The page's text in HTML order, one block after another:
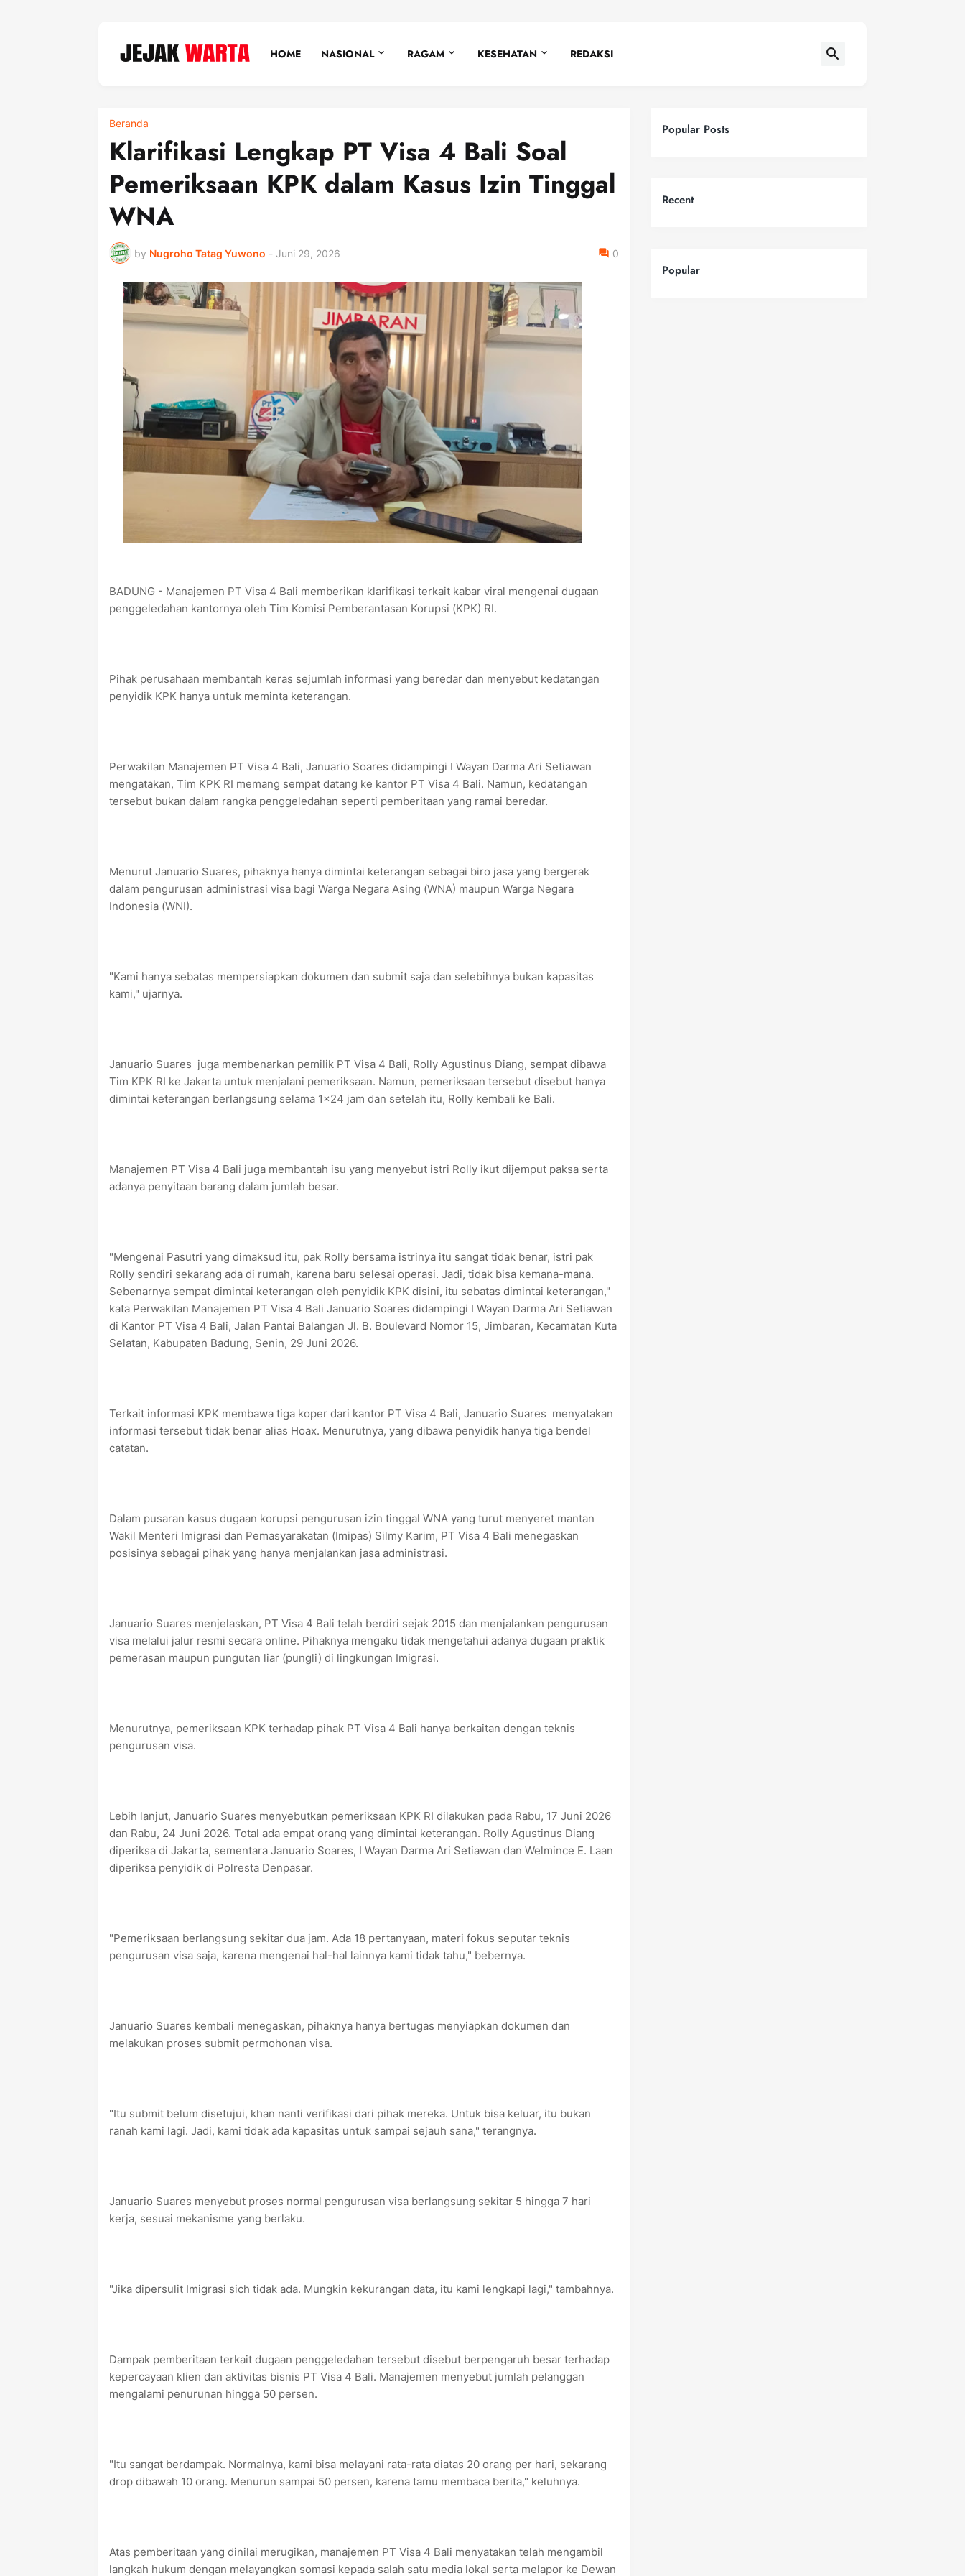
HOME NASIONAL RAGAM KESEHATAN REDAKSI
Beranda
Klarifikasi Lengkap PT Visa 4 Bali Soal
Pemeriksaan KPK dalam Kasus Izin Tinggal
WNA
by Nugroho Tatag Yuwono - Juni 29, 2026 0
BADUNG - Manajemen PT Visa 4 Bali memberikan klarifikasi terkait kabar viral mengenai dugaan
penggeledahan kantornya oleh Tim Komisi Pemberantasan Korupsi (KPK) RI.
Pihak perusahaan membantah keras sejumlah informasi yang beredar dan menyebut kedatangan
penyidik KPK hanya untuk meminta keterangan.
Perwakilan Manajemen PT Visa 4 Bali, Januario Soares didampingi I Wayan Darma Ari Setiawan
mengatakan, Tim KPK RI memang sempat datang ke kantor PT Visa 4 Bali. Namun, kedatangan
tersebut bukan dalam rangka penggeledahan seperti pemberitaan yang ramai beredar.
Menurut Januario Suares, pihaknya hanya dimintai keterangan sebagai biro jasa yang bergerak
dalam pengurusan administrasi visa bagi Warga Negara Asing (WNA) maupun Warga Negara
Indonesia (WNI).
"Kami hanya sebatas mempersiapkan dokumen dan submit saja dan selebihnya bukan kapasitas
kami," ujarnya.
Januario Suares juga membenarkan pemilik PT Visa 4 Bali, Rolly Agustinus Diang, sempat dibawa
Tim KPK RI ke Jakarta untuk menjalani pemeriksaan. Namun, pemeriksaan tersebut disebut hanya
dimintai keterangan berlangsung selama 1x24 jam dan setelah itu, Rolly kembali ke Bali.
Manajemen PT Visa 4 Bali juga membantah isu yang menyebut istri Rolly ikut dijemput paksa serta
adanya penyitaan barang dalam jumlah besar.
"Mengenai Pasutri yang dimaksud itu, pak Rolly bersama istrinya itu sangat tidak benar, istri pak
Rolly sendiri sekarang ada di rumah, karena baru selesai operasi. Jadi, tidak bisa kemana-mana.
Sebenarnya sempat dimintai keterangan oleh penyidik KPK disini, itu sebatas dimintai keterangan,"
kata Perwakilan Manajemen PT Visa 4 Bali Januario Soares didampingi I Wayan Darma Ari Setiawan
di Kantor PT Visa 4 Bali, Jalan Pantai Balangan Jl. B. Boulevard Nomor 15, Jimbaran, Kecamatan Kuta
Selatan, Kabupaten Badung, Senin, 29 Juni 2026.
Terkait informasi KPK membawa tiga koper dari kantor PT Visa 4 Bali, Januario Suares menyatakan
informasi tersebut tidak benar alias Hoax. Menurutnya, yang dibawa penyidik hanya tiga bendel
catatan.
Dalam pusaran kasus dugaan korupsi pengurusan izin tinggal WNA yang turut menyeret mantan
Wakil Menteri Imigrasi dan Pemasyarakatan (Imipas) Silmy Karim, PT Visa 4 Bali menegaskan
posisinya sebagai pihak yang hanya menjalankan jasa administrasi.
Januario Suares menjelaskan, PT Visa 4 Bali telah berdiri sejak 2015 dan menjalankan pengurusan
visa melalui jalur resmi secara online. Pihaknya mengaku tidak mengetahui adanya dugaan praktik
pemerasan maupun pungutan liar (pungli) di lingkungan Imigrasi.
Menurutnya, pemeriksaan KPK terhadap pihak PT Visa 4 Bali hanya berkaitan dengan teknis
pengurusan visa.
Lebih lanjut, Januario Suares menyebutkan pemeriksaan KPK RI dilakukan pada Rabu, 17 Juni 2026
dan Rabu, 24 Juni 2026. Total ada empat orang yang dimintai keterangan. Rolly Agustinus Diang
diperiksa di Jakarta, sementara Januario Soares, I Wayan Darma Ari Setiawan dan Welmince E. Laan
diperiksa penyidik di Polresta Denpasar.
"Pemeriksaan berlangsung sekitar dua jam. Ada 18 pertanyaan, materi fokus seputar teknis
pengurusan visa saja, karena mengenai hal-hal lainnya kami tidak tahu," bebernya.
Januario Suares kembali menegaskan, pihaknya hanya bertugas menyiapkan dokumen dan
melakukan proses submit permohonan visa.
"Itu submit belum disetujui, khan nanti verifikasi dari pihak mereka. Untuk bisa keluar, itu bukan
ranah kami lagi. Jadi, kami tidak ada kapasitas untuk sampai sejauh sana," terangnya.
Januario Suares menyebut proses normal pengurusan visa berlangsung sekitar 5 hingga 7 hari
kerja, sesuai mekanisme yang berlaku.
"Jika dipersulit Imigrasi sich tidak ada. Mungkin kekurangan data, itu kami lengkapi lagi," tambahnya.
Dampak pemberitaan terkait dugaan penggeledahan tersebut disebut berpengaruh besar terhadap
kepercayaan klien dan aktivitas bisnis PT Visa 4 Bali. Manajemen menyebut jumlah pelanggan
mengalami penurunan hingga 50 persen.
"Itu sangat berdampak. Normalnya, kami bisa melayani rata-rata diatas 20 orang per hari, sekarang
drop dibawah 10 orang. Menurun sampai 50 persen, karena tamu membaca berita," keluhnya.
Atas pemberitaan yang dinilai merugikan, manajemen PT Visa 4 Bali menyatakan telah mengambil
langkah hukum dengan melayangkan somasi kepada salah satu media lokal serta melapor ke Dewan
Popular Posts
Recent
Popular